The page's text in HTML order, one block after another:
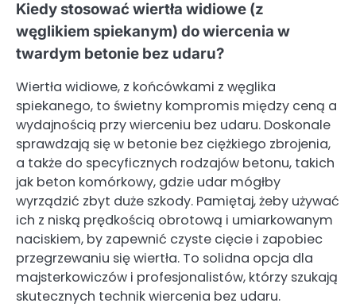
Kiedy stosować wiertła widiowe (z
węglikiem spiekanym) do wiercenia w
twardym betonie bez udaru?
Wiertła widiowe, z końcówkami z węglika
spiekanego, to świetny kompromis między ceną a
wydajnością przy wierceniu bez udaru. Doskonale
sprawdzają się w betonie bez ciężkiego zbrojenia,
a także do specyficznych rodzajów betonu, takich
jak beton komórkowy, gdzie udar mógłby
wyrządzić zbyt duże szkody. Pamiętaj, żeby używać
ich z niską prędkością obrotową i umiarkowanym
naciskiem, by zapewnić czyste cięcie i zapobiec
przegrzewaniu się wiertła. To solidna opcja dla
majsterkowiczów i profesjonalistów, którzy szukają
skutecznych technik wiercenia bez udaru.